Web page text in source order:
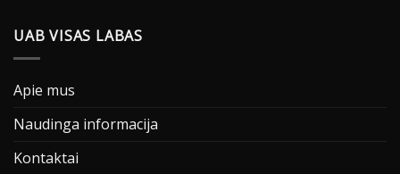
UAB VISAS LABAS
Apie mus
Naudinga informacija
Kontaktai